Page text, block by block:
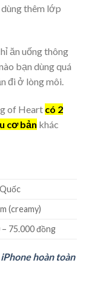
dùng thêm lớp
ăn uống thông
bạn dùng quá
đi ở lòng môi.
of Heart có 2
cơ bản khác
(creamy)
75.000 đồng
hoàn toàn